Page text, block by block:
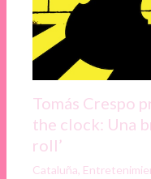
Tomás Crespo
the clock: Una
roll’
Cataluña,